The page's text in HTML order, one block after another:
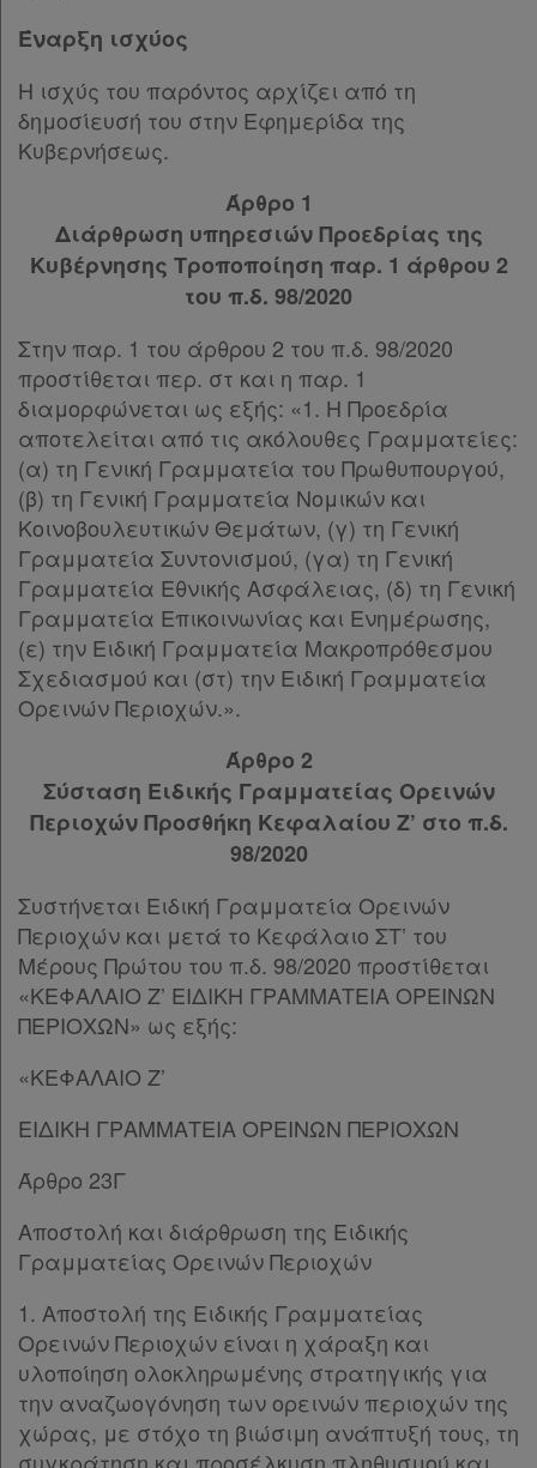
Έναρξη ισχύος
Η ισχύς του παρόντος αρχίζει από τη
δημοσίευσή του στην Εφημερίδα της
Κυβερνήσεως.
Άρθρο 1
Διάρθρωση υπηρεσιών Προεδρίας της
Κυβέρνησης Τροποποίηση παρ. 1 άρθρου 2
του π.δ. 98/2020
Στην παρ. 1 του άρθρου 2 του π.δ. 98/2020
προστίθεται περ. στ και η παρ. 1
διαμορφώνεται ως εξής: «1. Η Προεδρία
αποτελείται από τις ακόλουθες Γραμματείες:
(α) τη Γενική Γραμματεία του Πρωθυπουργού,
(β) τη Γενική Γραμματεία Νομικών και
Κοινοβουλευτικών Θεμάτων, (γ) τη Γενική
Γραμματεία Συντονισμού, (γα) τη Γενική
Γραμματεία Εθνικής Ασφάλειας, (δ) τη Γενική
Γραμματεία Επικοινωνίας και Ενημέρωσης,
(ε) την Ειδική Γραμματεία Μακροπρόθεσμου
Σχεδιασμού και (στ) την Ειδική Γραμματεία
Ορεινών Περιοχών.».
Άρθρο 2
Σύσταση Ειδικής Γραμματείας Ορεινών
Περιοχών Προσθήκη Κεφαλαίου Ζ’ στο π.δ.
98/2020
Συστήνεται Ειδική Γραμματεία Ορεινών
Περιοχών και μετά το Kεφάλαιο ΣΤ’ του
Μέρους Πρώτου του π.δ. 98/2020 προστίθεται
«ΚΕΦΑΛΑΙΟ Ζ’ ΕΙΔΙΚΗ ΓΡΑΜΜΑΤΕΙΑ ΟΡΕΙΝΩΝ
ΠΕΡΙΟΧΩΝ» ως εξής:
«ΚΕΦΑΛΑΙΟ Ζ’
ΕΙΔΙΚΗ ΓΡΑΜΜΑΤΕΙΑ ΟΡΕΙΝΩΝ ΠΕΡΙΟΧΩΝ
Άρθρο 23Γ
Αποστολή και διάρθρωση της Ειδικής
Γραμματείας Ορεινών Περιοχών
1. Αποστολή της Ειδικής Γραμματείας
Ορεινών Περιοχών είναι η χάραξη και
υλοποίηση ολοκληρωμένης στρατηγικής για
την αναζωογόνηση των ορεινών περιοχών της
χώρας, με στόχο τη βιώσιμη ανάπτυξή τους, τη